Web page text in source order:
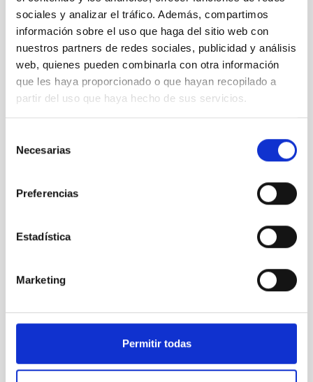
sociales y analizar el tráfico. Además, compartimos
información sobre el uso que haga del sitio web con
nuestros partners de redes sociales, publicidad y análisis
web, quienes pueden combinarla con otra información
que les haya proporcionado o que hayan recopilado a
partir del uso que haya hecho de sus servicios.
Necesarias
Preferencias
Estadística
Marketing
Permitir todas